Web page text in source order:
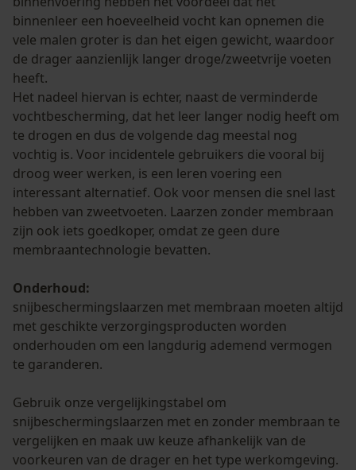
binnenleer een hoeveelheid vocht kan opnemen die
vele malen groter is dan het eigen gewicht, waardoor
de drager aanzienlijk langer droge/zweetvrije voeten
heeft.
Het nadeel hiervan is echter, naast de verminderde
vochtbescherming, dat het leer langer nodig heeft om
te drogen en dus de volgende dag meestal nog
vochtig is. Voor incidentele gebruikers die vooral bij
droog weer werken, is een leren voering een
interessant alternatief. Ook voor mensen die snel last
hebben van zweetvoeten. Laarzen zonder membraan
zijn ook iets goedkoper, omdat ze geen dure
membraantechnologie bevatten.
Onderhoud:
snijbeschermingslaarzen met membraan moeten altijd
met geschikte verzorgingsproducten worden
onderhouden om een langdurig ademend vermogen
te garanderen.
Gebruik onze vergelijkingstabel om
snijbeschermingslaarzen met en zonder membraan te
vergelijken en maak uw keuze afhankelijk van de
voorkeuren van de drager en het type werkomgeving.
Loop54 Personalization
Gepersonaliseerde homepage
Opgeslagen winkelwagen
Persoonlijke begroeting
Geo-IP en gebruikersdetectie
YouTube-video's
Google Maps
Marketing Cookies
Survicate